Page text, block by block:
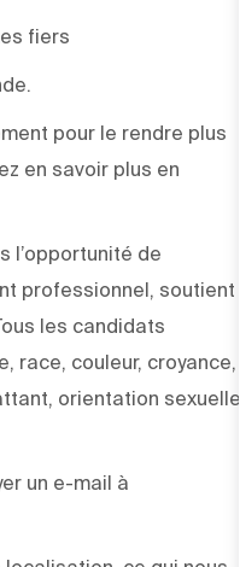
fiers
pour le rendre plus
en savoir plus en
l’opportunité de
professionnel, soutient
les candidats
race, couleur, croyance,
orientation sexuelle,
un e-mail à